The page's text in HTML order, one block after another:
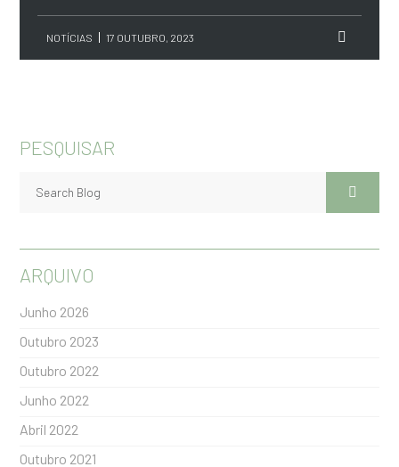
NOTÍCIAS 17 OUTUBRO, 2023
PESQUISAR
ARQUIVO
Junho 2026
Outubro 2023
Outubro 2022
Junho 2022
Abril 2022
Outubro 2021